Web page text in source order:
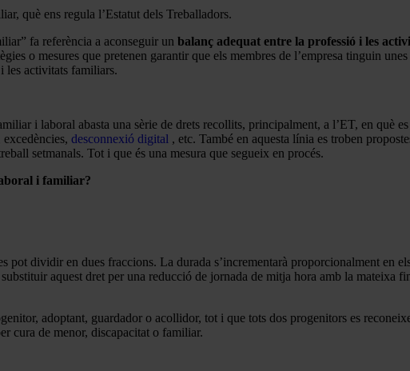
què ens regula l’Estatut dels Treballadors.
fa referència a aconseguir un balanç adequat entre la professió i les
o mesures que pretenen garantir que els membres de l’empresa tinguin
les activitats familiars.
i laboral abasta una sèrie de drets recollits, principalment, a l’ET, en què
excedències, desconnexió digital , etc. També en aquesta línia es troben
setmanals. Tot i que és una mesura que segueix en procés.
i familiar?
pot dividir en dues fraccions. La durada s’incrementarà proporcionalment en
aquest dret per una reducció de jornada de mitja hora amb la mateixa
adoptant, guardador o acollidor, tot i que tots dos progenitors es
cura de menor, discapacitat o familiar.